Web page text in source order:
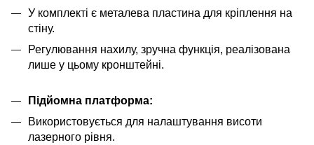
У комплекті є металева пластина для кріплення на
стіну.
Регулювання нахилу, зручна функція, реалізована
лише у цьому кронштейні.
Підйомна платформа:
Використовується для налаштування висоти
лазерного рівня.